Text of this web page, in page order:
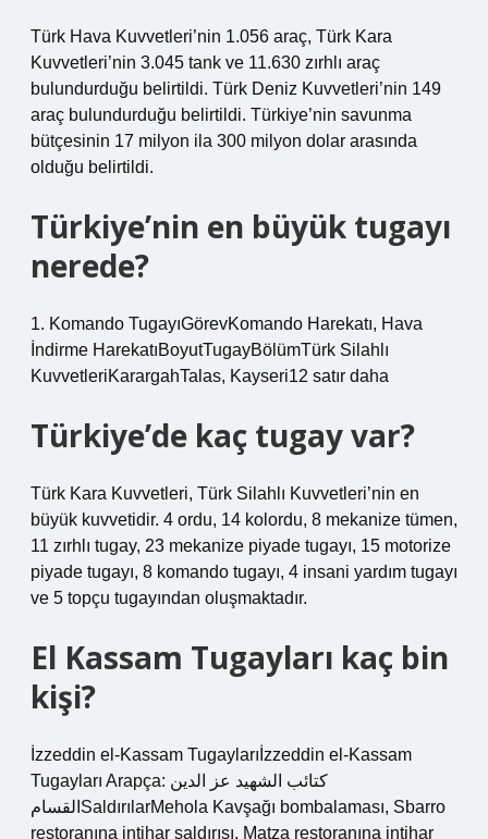
Türk Hava Kuvvetleri’nin 1.056 araç, Türk Kara
Kuvvetleri’nin 3.045 tank ve 11.630 zırhlı araç
bulundurduğu belirtildi. Türk Deniz Kuvvetleri’nin 149
araç bulundurduğu belirtildi. Türkiye’nin savunma
bütçesinin 17 milyon ila 300 milyon dolar arasında
olduğu belirtildi.
Türkiye’nin en büyük tugayı
nerede?
1. Komando TugayıGörevKomando Harekatı, Hava
İndirme HarekatıBoyutTugayBölümTürk Silahlı
KuvvetleriKarargahTalas, Kayseri12 satır daha
Türkiye’de kaç tugay var?
Türk Kara Kuvvetleri, Türk Silahlı Kuvvetleri’nin en
büyük kuvvetidir. 4 ordu, 14 kolordu, 8 mekanize tümen,
11 zırhlı tugay, 23 mekanize piyade tugayı, 15 motorize
piyade tugayı, 8 komando tugayı, 4 insani yardım tugayı
ve 5 topçu tugayından oluşmaktadır.
El Kassam Tugayları kaç bin
kişi?
İzzeddin el-Kassam Tugaylarıİzzeddin el-Kassam
Tugayları Arapça: كتائب الشهيد عز الدين
القسامSaldırılarMehola Kavşağı bombalaması, Sbarro
restoranına intihar saldırısı, Matza restoranına intihar